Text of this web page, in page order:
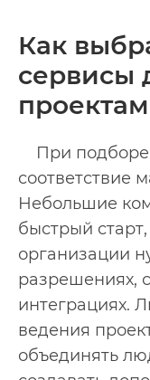
Как
сервисы
При
соответствие
Небольшие
быстрый
организации
разрешениях,
интеграциях.
ведения
объединять